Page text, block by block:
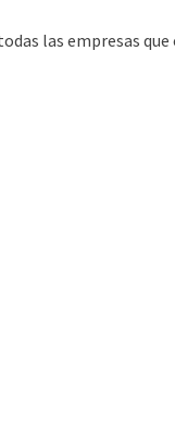
las empresas que